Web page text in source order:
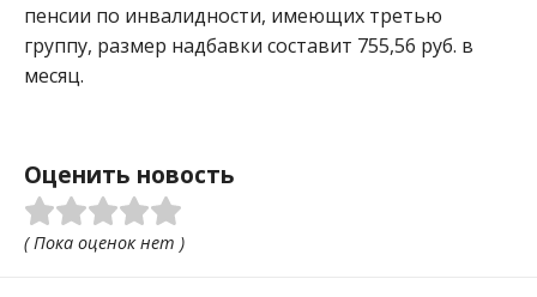
пенсии по инвалидности, имеющих третью
группу, размер надбавки составит 755,56 руб. в
месяц.
Оценить новость
( Пока оценок нет )